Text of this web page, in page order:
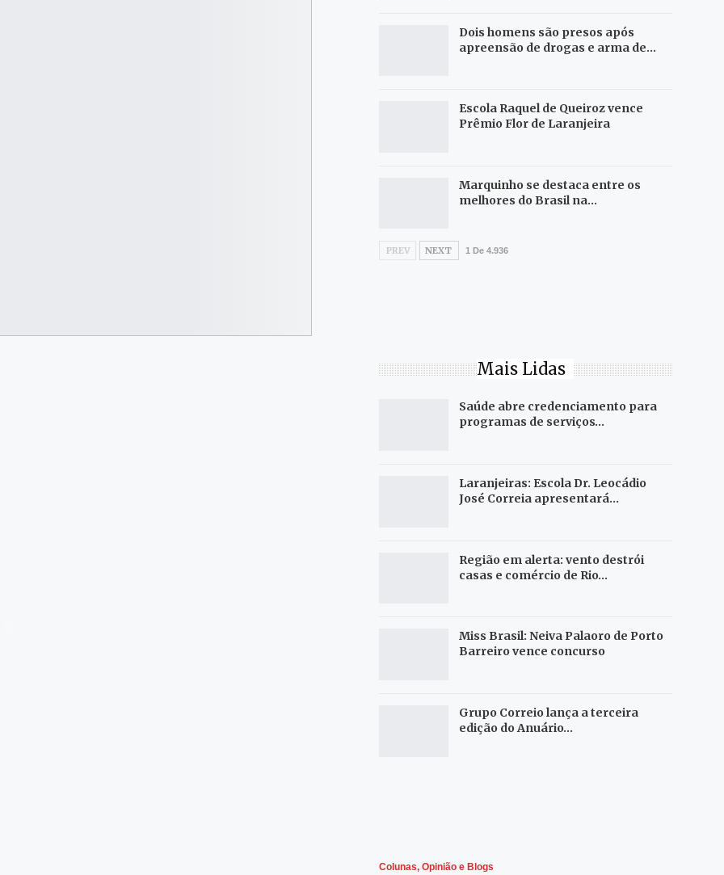
Dois homens são presos após
apreensão de drogas e arma de…
Escola Raquel de Queiroz vence
Prêmio Flor de Laranjeira
Marquinho se destaca entre os
melhores do Brasil na…
PREV NEXT 1 De 4.936
Mais Lidas
Saúde abre credenciamento para
programas de serviços…
Laranjeiras: Escola Dr. Leocádio
José Correia apresentará…
Região em alerta: vento destrói
casas e comércio de Rio…
Miss Brasil: Neiva Palaoro de Porto
Barreiro vence concurso
Grupo Correio lança a terceira
edição do Anuário…
Colunas, Opinião e Blogs